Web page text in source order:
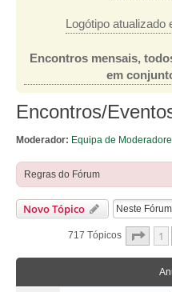
Logótipo
Encontros mensais,
em
Encontros/
Moderador: Equipa de
Regras do Fórum
Novo Tópico
717 Tópicos 1